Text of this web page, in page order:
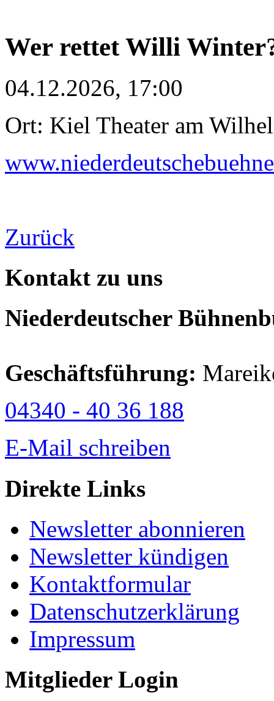
Wer rettet Willi
04.12.2026, 17:00
Ort: Kiel Theater am
Zurück
Kontakt zu uns
Niederdeutscher
Geschäftsführung:
04340 - 40 36 188
E-Mail schreiben
Direkte Links
Newsletter abonnieren
Newsletter kündigen
Kontaktformular
Datenschutzerklärung
Impressum
Mitglieder Login